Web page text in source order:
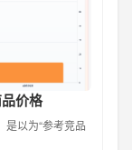
价格
以为“参考竞品